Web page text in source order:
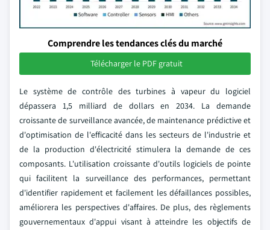
Comprendre les tendances clés du marché
Télécharger le PDF gratuit
Le système de contrôle des turbines à vapeur du logiciel
dépassera 1,5 milliard de dollars en 2034. La demande
croissante de surveillance avancée, de maintenance prédictive et
d'optimisation de l'efficacité dans les secteurs de l'industrie et
de la production d'électricité stimulera la demande de ces
composants. L'utilisation croissante d'outils logiciels de pointe
qui facilitent la surveillance des performances, permettant
d'identifier rapidement et facilement les défaillances possibles,
améliorera les perspectives d'affaires. De plus, des règlements
gouvernementaux d'appui visant à atteindre les objectifs de